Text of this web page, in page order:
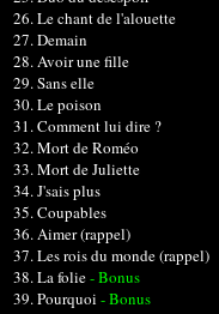
26. Le chant de l'alouette
27. Demain
28. Avoir une fille
29. Sans elle
30. Le poison
31. Comment lui dire ?
32. Mort de Roméo
33. Mort de Juliette
34. J'sais plus
35. Coupables
36.Aimer (rappel)
37. Les rois du monde (rappel)
38. La folie- Bonus
39. Pourquoi - Bonus